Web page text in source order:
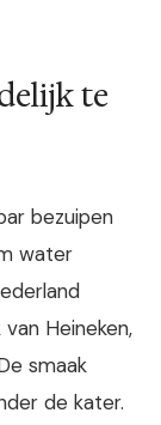
te
bezuipen
water
Heineken,
smaak
de kater.